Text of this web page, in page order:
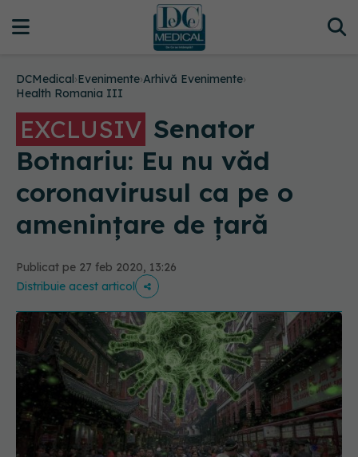
DCMedical›Evenimente›Arhivă Evenimente›
Health Romania III
EXCLUSIV Senator
Botnariu: Eu nu văd
coronavirusul ca pe o
amenințare de țară
Publicat pe 27 feb 2020, 13:26
Distribuie acest articol